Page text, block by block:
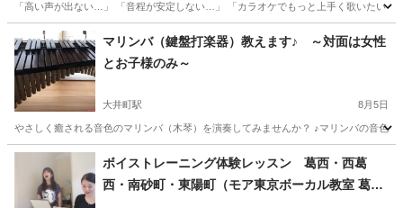
「高い声が出ない…」 「音程が安定しない…」 「カラオケでもっと上手く歌いたい
墨田区 押上〈スカイツリー前〉駅 ボーカル レッスン
マリンバ（鍵盤打楽器）教えます♪ ～対面は女性
とお子様のみ～
大井町駅 8月5日
やさしく癒される音色のマリンバ（木琴）を演奏してみませんか？ ♪マリンバの音色
東京 品川区 大井町駅 マリンバ
ボイストレーニング体験レッスン 葛西・西葛
西・南砂町・東陽町（モア東京ボーカル教室 葛西